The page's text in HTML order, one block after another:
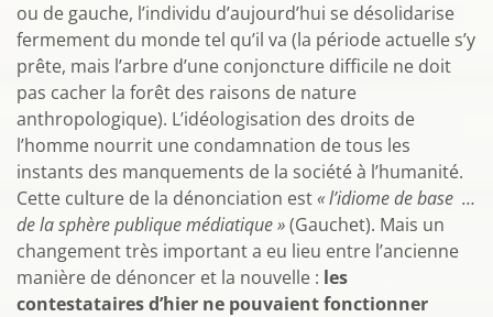
ou de gauche, l’individu d’aujourd’hui se désolidarise
fermement du monde tel qu’il va (la période actuelle s’y
prête, mais l’arbre d’une conjoncture difficile ne doit
pas cacher la forêt des raisons de nature
anthropologique). L’idéologisation des droits de
l’homme nourrit une condamnation de tous les
instants des manquements de la société à l’humanité.
Cette culture de la dénonciation est« l’idiome de base …
de la sphère publique médiatique »(Gauchet). Mais un
changement très important a eu lieu entre l’ancienne
manière de dénoncer et la nouvelle : les
contestataires d’hier ne pouvaient fonctionner